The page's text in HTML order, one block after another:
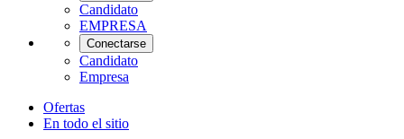
Candidato
EMPRESA
Conectarse
Candidato
Empresa
Ofertas
En todo el sitio